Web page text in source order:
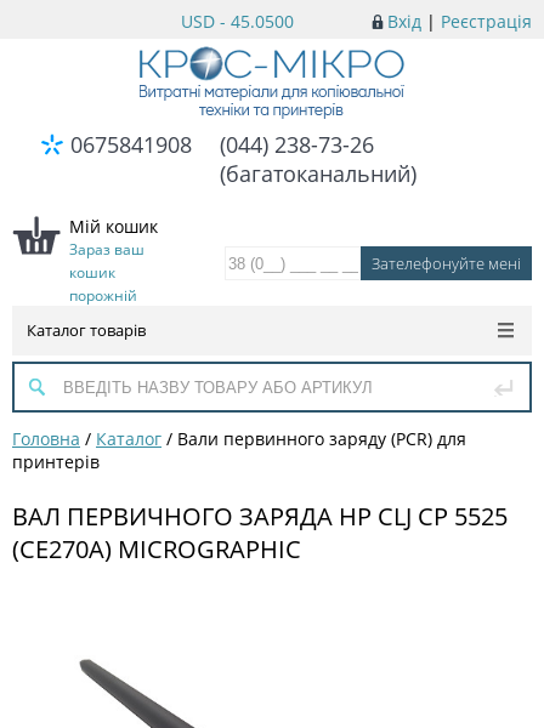
Вхід | Реєстрація
USD - 45.0500
0675841908
(044) 238-73-26
(багатоканальний)
Мій кошик
Зараз ваш
кошик
порожній
Каталог товарів
Головна / Каталог / Вали первинного заряду (PCR) для
принтерів
ВАЛ ПЕРВИЧНОГО ЗАРЯДА HP CLJ CP 5525
(CE270A) MICROGRAPHIC